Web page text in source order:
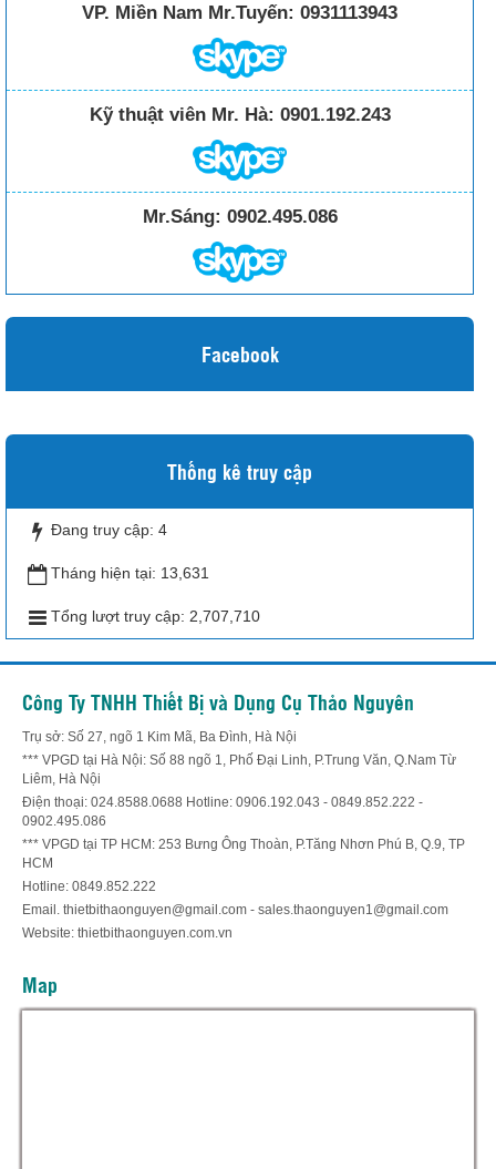
VP. Miền Nam Mr.Tuyến: 0931113943
Kỹ thuật viên Mr. Hà: 0901.192.243
Mr.Sáng: 0902.495.086
Facebook
Thống kê truy cập
Đang truy cập: 4
Tháng hiện tại: 13,631
Tổng lượt truy cập: 2,707,710
Công Ty TNHH Thiết Bị và Dụng Cụ Thảo Nguyên
Trụ sở: Số 27, ngõ 1 Kim Mã, Ba Đình, Hà Nội
*** VPGD tại Hà Nội: Số 88 ngõ 1, Phố Đại Linh, P.Trung Văn, Q.Nam Từ
Liêm, Hà Nội
Điện thoại: 024.8588.0688 Hotline: 0906.192.043 - 0849.852.222 -
0902.495.086
*** VPGD tại TP HCM: 253 Bưng Ông Thoàn, P.Tăng Nhơn Phú B, Q.9, TP
HCM
Hotline: 0849.852.222
Email. thietbithaonguyen@gmail.com - sales.thaonguyen1@gmail.com
Website: thietbithaonguyen.com.vn
Map